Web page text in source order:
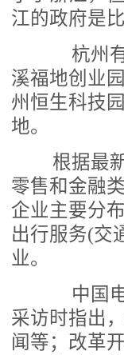
江的政府是
杭州有
溪福地创业
州恒生科技
地。
根据最
零售和金融
企业主要分
出行服务(交
业。
中国电
采访时指出
闻等；改革